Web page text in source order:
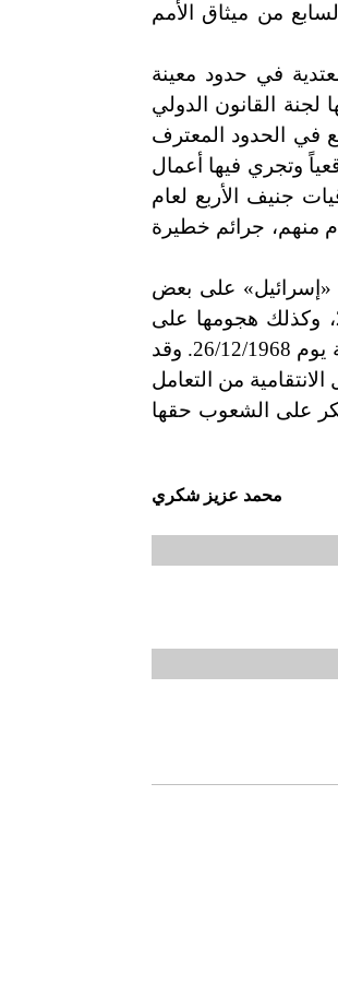
من ميثاق الأمم
في حدود معينة
القانون الدولي
في الحدود المعترف
وتجري فيها أعمال
جنيف الأربع لعام
الانتقام منهم، جرائم خطيرة
«إسرائيل» على بعض
الدول العربية. من ذلك: أعمالها إزاء سورية قرب بحيرة طبرية التي أدانها مجلس الأمن في 29/3/1955، وكذلك هجومها على
مطار بيروت في 28/12/1968 رداً على هجوم قام به فدائيان فلسطينيان ضد طائرة تابعة لها في مطار أثينة يوم 26/12/1968. وقد
يمكن أن تختفي الأعمال الانتقامية من التعامل
على الشعوب حقها
محمد عزيز شكري